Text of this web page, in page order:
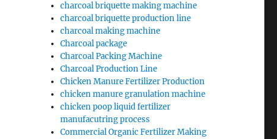
charcoal briquette making machine
charcoal briquette production line
charcoal making machine
Charcoal package
Charcoal Packing Machine
Charcoal Production Line
Chicken Manure Fertilizer Production
chicken manure granulation machine
chicken poop liquid fertilizer
manufacutring process
Commercial Organic Fertilizer Making